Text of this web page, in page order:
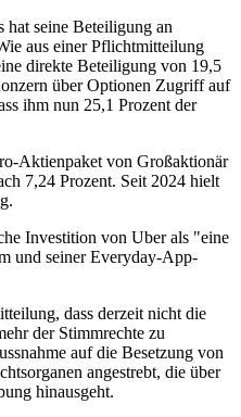
seine Beteiligung an
aus einer Pflichtmitteilung
direkte Beteiligung von 19,5
über Optionen Zugriff auf
ihm nun 25,1 Prozent der
Aktienpaket von Großaktionär
7,24 Prozent. Seit 2024 hielt
Investition von Uber als "eine
und seiner Everyday-App-
dass derzeit nicht die
der Stimmrechte zu
auf die Besetzung von
angestrebt, die über
hinausgeht.